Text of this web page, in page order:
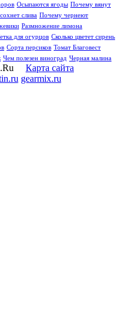
Осыпаются ягоды Почему вянут
слива Почему чернеют
Размножение лимона
для огурцов Сколько цветет сирень
Сорта персиков Томат Благовест
Чем полезен виноград Черная малина
Карта сайта
gearmix.ru